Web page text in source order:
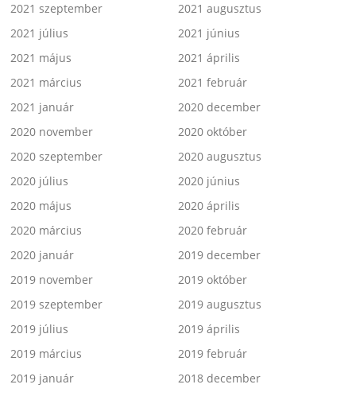
2021 szeptember
2021 augusztus
2021 július
2021 június
2021 május
2021 április
2021 március
2021 február
2021 január
2020 december
2020 november
2020 október
2020 szeptember
2020 augusztus
2020 július
2020 június
2020 május
2020 április
2020 március
2020 február
2020 január
2019 december
2019 november
2019 október
2019 szeptember
2019 augusztus
2019 július
2019 április
2019 március
2019 február
2019 január
2018 december